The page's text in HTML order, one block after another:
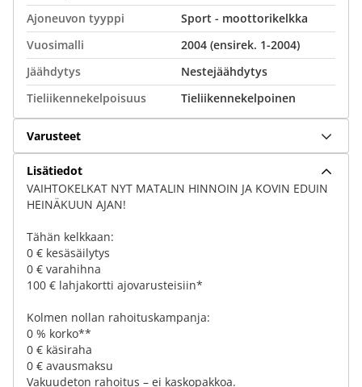
Ajoneuvon tyyppi
Sport - moottorikelkka
Vuosimalli
2004 (ensirek. 1-2004)
Jäähdytys
Nestejäähdytys
Tieliikennekelpoisuus
Tieliikennekelpoinen
Varusteet
Lisätiedot
VAIHTOKELKAT NYT MATALIN HINNOIN JA KOVIN EDUIN
HEINÄKUUN AJAN!
Tähän kelkkaan:
0 € kesäsäilytys
0 € varahihna
100 € lahjakortti ajovarusteisiin*
Kolmen nollan rahoituskampanja:
0 % korko**
0 € käsiraha
0 € avausmaksu
Vakuudeton rahoitus – ei kaskopakkoa.